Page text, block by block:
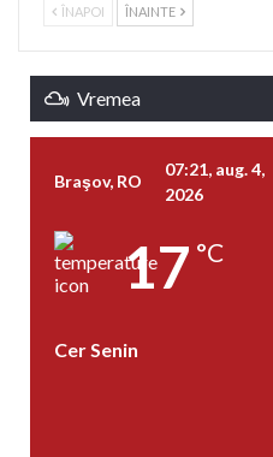
ÎNAPOI ÎNAINTE
Vremea
Braşov, RO
07:21, aug. 4,
2026
17 °C
Cer Senin